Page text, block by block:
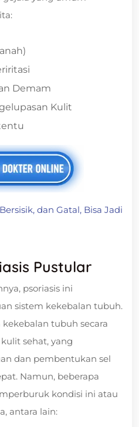
Demam
Kulit
dan Gatal, Bisa Jadi
Pustular
psoriasis ini
sistem kekebalan tubuh.
tubuh secara
sehat, yang
dan pembentukan sel
Namun, beberapa
kondisi ini atau
antara lain: